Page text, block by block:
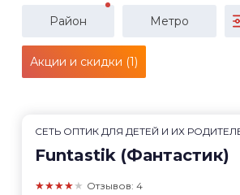
Район Метро
Акции и скидки (1)
СЕТЬ ОПТИК ДЛЯ ДЕТЕЙ И ИХ
Funtastik (Фантастик)
★★★★★ Отзывов: 4